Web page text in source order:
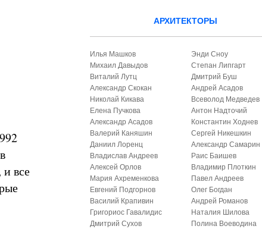
все
АРХИТЕКТОРЫ
Илья Машков
Михаил Давыдов
Виталий Лутц
Александр Скокан
Николай Кикава
Елена Пучкова
Александр Асадов
Валерий Каняшин
Даниил Лоренц
Владислав Андреев
Алексей Орлов
Мария Ахременкова
Евгений Подгорнов
Василий Крапивин
Григориос Гавалидис
Дмитрий Сухов
Энди Сноу
Степан Липгарт
Дмитрий Буш
Андрей Асадов
Всеволод Медведев
Антон Надточий
Константин Ходнев
Сергей Никешкин
Александр Самарин
Раис Баишев
Владимир Плоткин
Павел Андреев
Олег Богдан
Андрей Романов
Наталия Шилова
Полина Воеводина